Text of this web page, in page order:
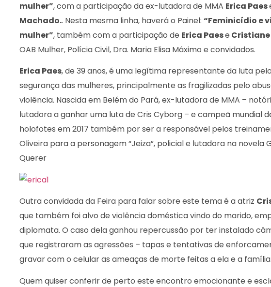
mulher”, com a participação da ex-lutadora de MMA Erica Paes
Machado.. Nesta mesma linha, haverá o Painel: “Feminicídio e
mulher”, também com a participação de Erica Paese
OAB Mulher, Polícia Civil, Dra. Maria Elisa Máximo e convidados.
Erica Paes, de 39 anos, é uma legítima representante da luta
segurança das mulheres, principalmente as fragilizadas pelo
violência. Nascida em Belém do Pará, ex-lutadora de MMA –
lutadora a ganhar uma luta de Cris Cyborg – e campeã mundial
holofotes em 2017 também por ser a responsável pelos
Oliveira para a personagem “Jeiza”, policial e lutadora na novela
Querer
Outra convidada da Feira para falar sobre este tema é a atriz
que também foi alvo de violência doméstica vindo do marido,
diplomata. O caso dela ganhou repercussão por ter instalado
que registraram as agressões – tapas e tentativas de
gravar com o celular as ameaças de morte feitas a ela e a família.
Quem quiser conferir de perto este encontro emocionante e